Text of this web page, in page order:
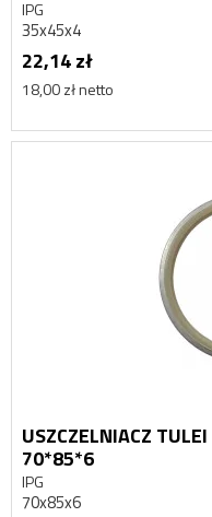
IPG
35x45x4
22,14 zł
18,00 zł netto
USZCZELNIACZ TULEI
70*85*6
IPG
70x85x6